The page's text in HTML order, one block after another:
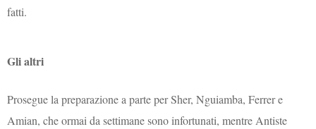
fatti.
Gli altri
Prosegue la preparazione a parte per Sher, Nguiamba, Ferrer e
Amian, che ormai da settimane sono infortunati, mentre Antiste